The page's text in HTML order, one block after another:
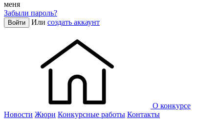
меня
Забыли пароль?
Войти Или создать аккаунт
О конкурсе
Новости Жюри Конкурсные работы Контакты